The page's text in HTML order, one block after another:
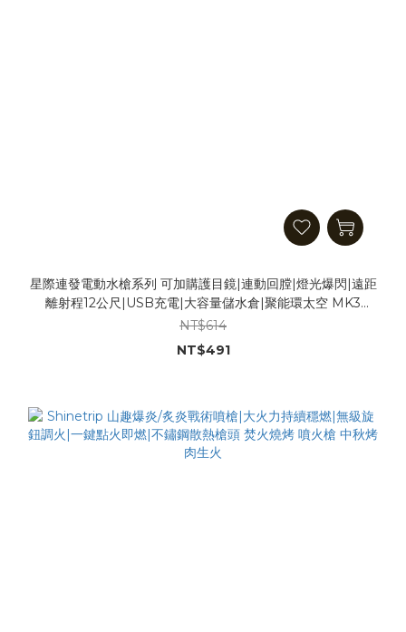
星際連發電動水槍系列 可加購護目鏡|連動回膛|燈光爆閃|遠距
離射程12公尺|USB充電|大容量儲水倉|聚能環太空 MK3
M416 UZI 火光冰鼠|打水仗 玩水 玩具槍 潑水節 童玩節
NT$614
NT$491